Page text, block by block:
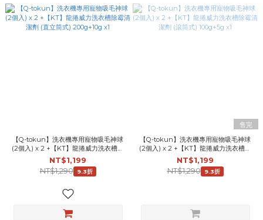
【Q-tokun】洗衣機專用寵物吸毛神球
(2個入) x 2 +【KT】龍捲威力洗衣槽除
霉清潔劑 (直立筒式) 200g+10g x1
NT$1,199
NT$1,290
9.3折
售完
【Q-tokun】洗衣機專用寵物吸毛神球
(2個入) x 2 +【KT】龍捲威力洗衣槽除
霉清潔劑 (滾筒式) 100g+5g x1
NT$1,199
NT$1,290
9.3折